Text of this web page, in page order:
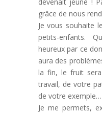
devenait jeune !
grâce de nous
Je vous souhaite
petits-enfants.
heureux par ce
aura des
la fin, le fruit
travail, de votre
de votre exemple…
Je me permets,